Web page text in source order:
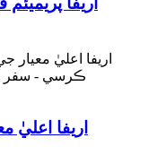
اريفا اعليٰ